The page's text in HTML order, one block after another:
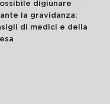
digiunare
la gravidanza:
di medici e della